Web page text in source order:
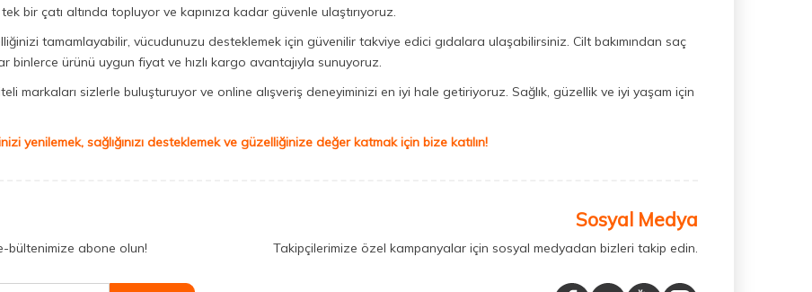
bir çatı altında topluyor ve kapınıza kadar güvenle ulaştırıyoruz.
tamamlayabilir, vücudunuzu desteklemek için güvenilir takviye edici gıdalara ulaşabilirsiniz. Cilt bakımından saç
binlerce ürünü uygun fiyat ve hızlı kargo avantajıyla sunuyoruz.
markaları sizlerle buluşturuyor ve online alışveriş deneyiminizi en iyi hale getiriyoruz. Sağlık, güzellik ve iyi yaşam için
yenilemek, sağlığınızı desteklemek ve güzelliğinize değer katmak için bize katılın!
bültenimize abone olun!
Sosyal Medya
Takipçilerimize özel kampanyalar için sosyal medyadan bizleri takip edin.